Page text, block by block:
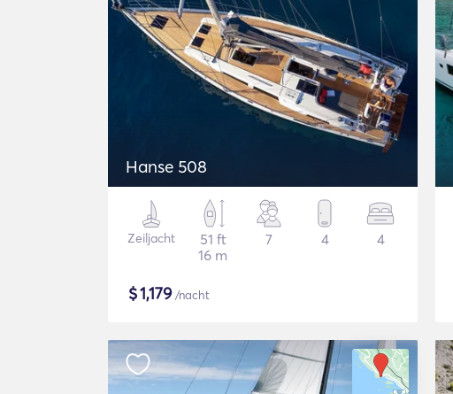
Hanse 508
Zeiljacht
51 ft
16 m
7 4 4
$1,179/nacht